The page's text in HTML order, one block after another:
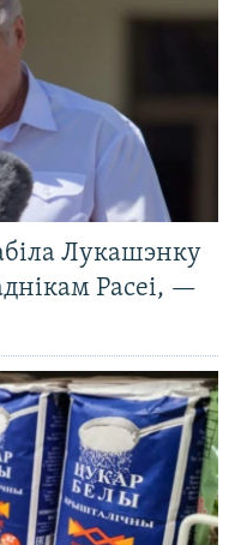
Лукашэнку
Расеі, —